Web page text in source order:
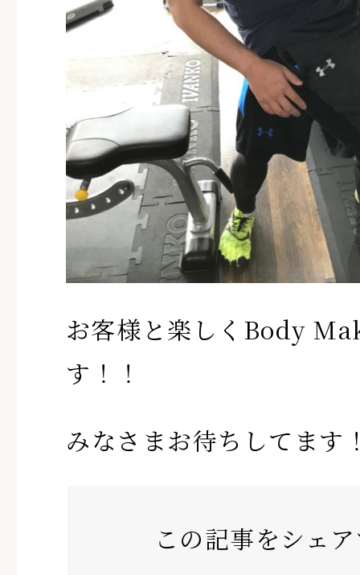
お客様と楽しくBody
す！！
みなさまお待ちしてます
この記事をシェ